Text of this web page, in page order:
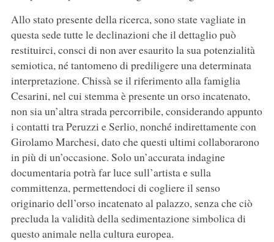
Allo stato presente della ricerca, sono state vagliate in
questa sede tutte le declinazioni che il dettaglio può
restituirci, consci di non aver esaurito la sua potenzialità
semiotica, né tantomeno di prediligere una determinata
interpretazione. Chissà se il riferimento alla famiglia
Cesarini, nel cui stemma è presente un orso incatenato,
non sia un’altra strada percorribile, considerando appunto
i contatti tra Peruzzi e Serlio, nonché indirettamente con
Girolamo Marchesi, dato che questi ultimi collaborarono
in più di un’occasione. Solo un’accurata indagine
documentaria potrà far luce sull’artista e sulla
committenza, permettendoci di cogliere il senso
originario dell’orso incatenato al palazzo, senza che ciò
precluda la validità della sedimentazione simbolica di
questo animale nella cultura europea.